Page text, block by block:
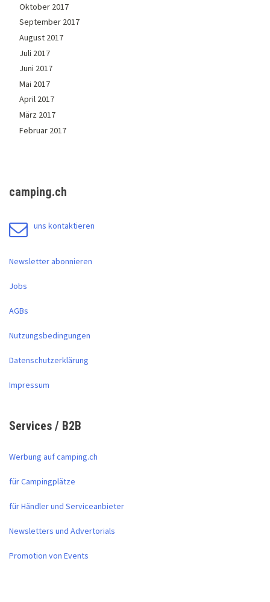
Oktober 2017
September 2017
August 2017
Juli 2017
Juni 2017
Mai 2017
April 2017
März 2017
Februar 2017
camping.ch
uns kontaktieren
Newsletter abonnieren
Jobs
AGBs
Nutzungsbedingungen
Datenschutzerklärung
Impressum
Services / B2B
Werbung auf camping.ch
für Campingplätze
für Händler und Serviceanbieter
Newsletters und Advertorials
Promotion von Events